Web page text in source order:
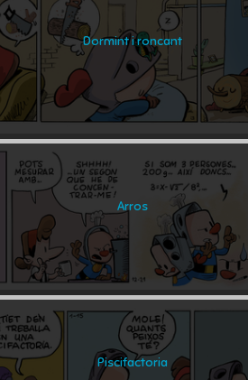
Dormint i roncant
Arros
Piscifactoria